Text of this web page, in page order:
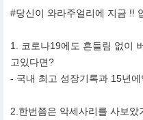
#당신이 와라주얼리에 지금 !!
1. 코로나19에도 흔들림 없이
고있다면?
- 국내 최고 성장기록과 15년
2.한번쯤은 악세사리를 사보